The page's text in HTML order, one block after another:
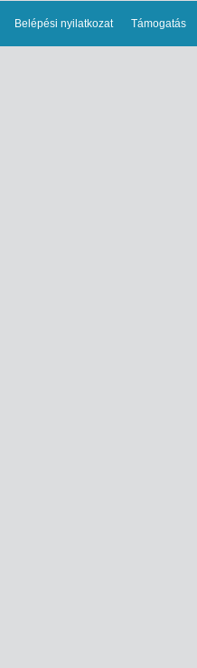
Belépési nyilatkozat Támogatás